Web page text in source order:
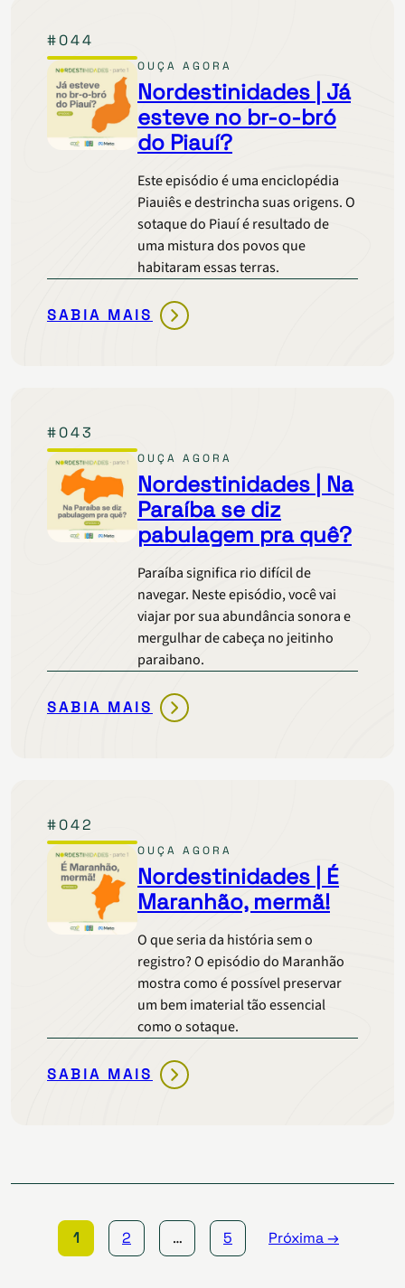
ALAGOAS
#044
OUÇA AGORA
Nordestinidades | Já
esteve no br-o-bró
do Piauí?
Este episódio é uma enciclopédia
Piauiês e destrincha suas origens. O
sotaque do Piauí é resultado de
uma mistura dos povos que
habitaram essas terras.
SABIA MAISNORDESTINIDADES
O-
BRÓ
DO
PIAUÍ?
#043
OUÇA AGORA
Nordestinidades | Na
Paraíba se diz
pabulagem pra quê?
Paraíba significa rio difícil de
navegar. Neste episódio, você vai
viajar por sua abundância sonora e
mergulhar de cabeça no jeitinho
paraibano.
SABIA MAISNORDESTINIDADES
PABULAGEM
PRA
QUÊ?
#042
OUÇA AGORA
Nordestinidades | É
Maranhão, mermã!
O que seria da história sem o
registro? O episódio do Maranhão
mostra como é possível preservar
um bem imaterial tão essencial
como o sotaque.
SABIA MAISNORDESTINIDADES
de
1 2 … 5 Próxima →